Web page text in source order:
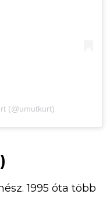
(@umutkurt)
1995 óta több